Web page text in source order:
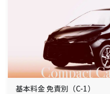
基本料金 免責別（C-1）